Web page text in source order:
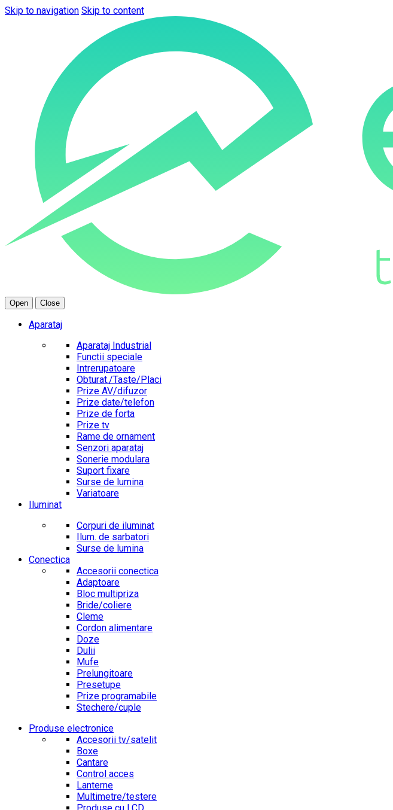
Skip to navigation Skip to content
Open Close
Aparataj
Aparataj Industrial
Functii speciale
Intrerupatoare
Obturat./Taste/Placi
Prize AV/difuzor
Prize date/telefon
Prize de forta
Prize tv
Rame de ornament
Senzori aparataj
Sonerie modulara
Suport fixare
Surse de lumina
Variatoare
Iluminat
Corpuri de iluminat
Ilum. de sarbatori
Surse de lumina
Conectica
Accesorii conectica
Adaptoare
Bloc multipriza
Bride/coliere
Cleme
Cordon alimentare
Doze
Dulii
Mufe
Prelungitoare
Presetupe
Prize programabile
Stechere/cuple
Produse electronice
Accesorii tv/satelit
Boxe
Cantare
Control acces
Lanterne
Multimetre/testere